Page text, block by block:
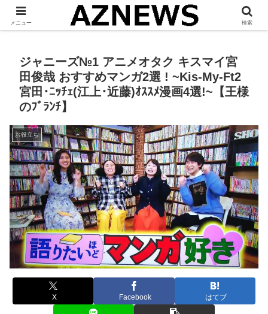
「 見たい・役立つ・面白い 」をお伝えします。
ジャニーズ№1 アニメオタク キスマイ宮
田俊哉 おすすめマンガ2選 ! ~Kis-My-Ft2
宮田･ﾆｯﾁｪ(江上･近藤)ｵｽｽﾒ漫画4選!~【王様
のﾌﾞﾗﾝﾁ】
お役立ち
X Facebook はてブ
メニュー 検索